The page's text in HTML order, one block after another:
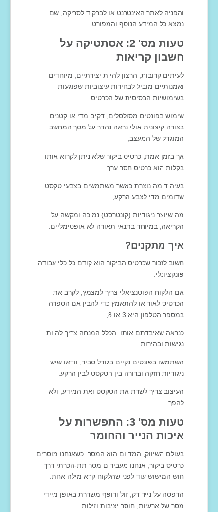
והפניה לאתר האינטרנט או לברקוד לסריקה, שם
נמצא כל המידע הנוסף והמפורט.
טעות מס' 2: אסתטיקה על
חשבון קריאות
לעיתים קרובות, הרצון להיות יצירתיים, מיוחדים
ואמנותיים מוביל לבחירות עיצוביות שפוגעות
בשימושיות הבסיסית של הכרטיס.
שימוש בפונטים מסולסלים, דקים מדי או קטנים
בצורה קיצונית אולי נראה נהדר על מסך המחשב
המוגדל של המעצב,
אך בזמן אמת, כרטיס ביקור שלא ניתן לקרוא אותו
בקלות הוא כרטיס חסר ערך.
בעיה דומה נוצרת כאשר משתמשים בצבעי טקסט
שדומים מדי לצבע הרקע,
מה שיוצר ניגודיות (קונטרסט) נמוכה ומקשה על
הקריאה, במיוחד בתנאי תאורה לא אופטימליים.
איך מתקנים?
חשוב לזכור שכרטיס הביקור הוא קודם כל כלי עבודה
פונקציונלי.
אם הלקוח הפוטנציאלי צריך למצמץ, לקרב את
הכרטיס לאור או להתאמץ כדי להבין אם הספרה
במספר הטלפון היא 3 או 8,
כנראה שאיבדתם אותו. הכלל המנחה צריך להיות
נגישות ובהירות:
השתמשו בפונטים נקיים בגודל סביר, וודאו שיש
ניגודיות חזקה וברורה בין הטקסט לבין הרקע.
העיצוב צריך לשרת את הטקסט ואת המידע, ולא
להפך.
טעות מס' 3: התפשרות על
איכות הנייר והחומר
בעולם השיווק, המדיום הוא המסר. כשאנחנו מוסרים
כרטיס ביקור, אנחנו מעבירים מסר תת-הכרתי דרך
חוש המישוש עוד לפני שהלקוח קרא מילה אחת.
הדפסה על נייר דק, זול ורופף משדרת באופן מיידי
מסר של ארעיות, חוסר יציבות וזילות.